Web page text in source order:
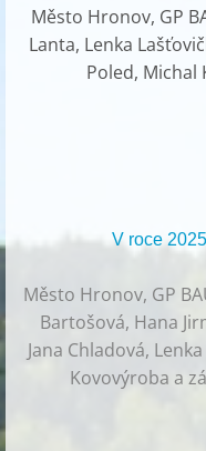
Město Hronov, GP
Lanta, Lenka
Poled, Michal
V roce
Město Hronov, GP
Bartošová, Hana
Jana Chladová,
Kovovýroba a